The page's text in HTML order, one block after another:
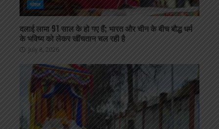
सोशल
दलाई लामा 91 साल के हो गए हैं; भारत और चीन के बीच बौद्ध धर्म
के भविष्य को लेकर खींचतान चल रही है
July 8, 2026